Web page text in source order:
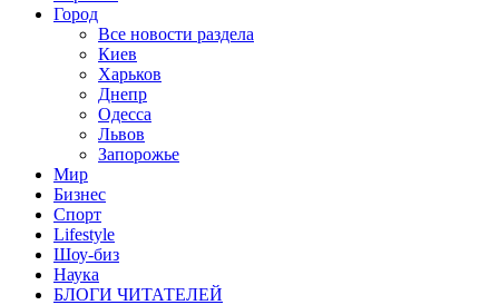
Город
Все новости раздела
Киев
Харьков
Днепр
Одесса
Львов
Запорожье
Мир
Бизнес
Спорт
Lifestyle
Шоу-биз
Наука
БЛОГИ ЧИТАТЕЛЕЙ